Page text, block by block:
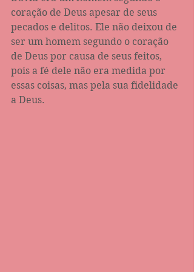
coração de Deus apesar de seus
pecados e delitos. Ele não deixou de
ser um homem segundo o coração
de Deus por causa de seus feitos,
pois a fé dele não era medida por
essas coisas, mas pela sua fidelidade
a Deus.